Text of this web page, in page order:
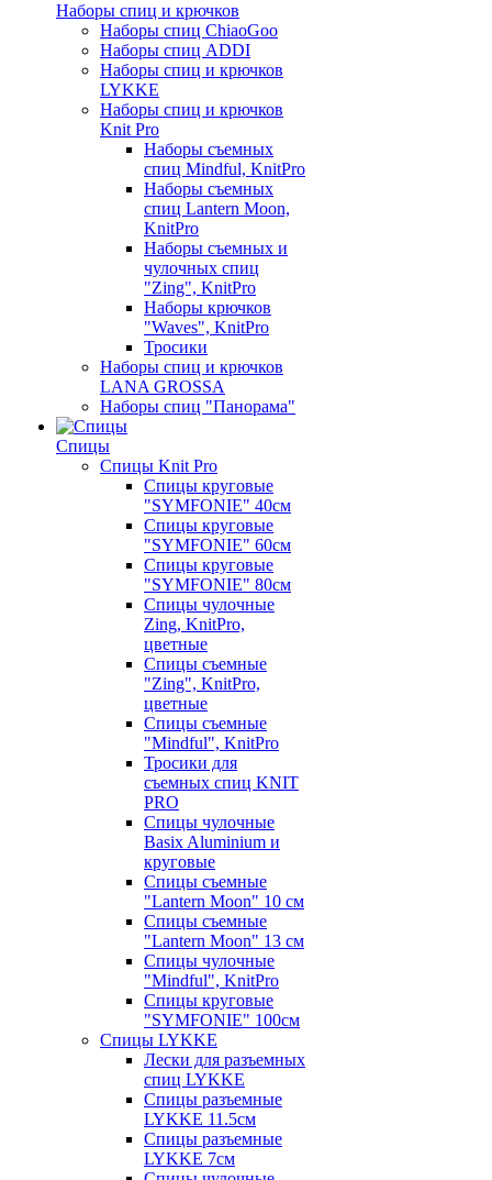
Наборы спиц и крючков
Наборы спиц ChiaoGoo
Наборы спиц ADDI
Наборы спиц и крючков
LYKKE
Наборы спиц и крючков
Knit Pro
Наборы съемных
спиц Mindful, KnitPro
Наборы съемных
спиц Lantern Moon,
KnitPro
Наборы съемных и
чулочных спиц
"Zing", KnitPro
Наборы крючков
"Waves", KnitPro
Тросики
Наборы спиц и крючков
LANA GROSSA
Наборы спиц "Панорама"
Спицы
Спицы Knit Pro
Спицы круговые
"SYMFONIE" 40см
Спицы круговые
"SYMFONIE" 60см
Спицы круговые
"SYMFONIE" 80см
Спицы чулочные
Zing, KnitPro,
цветные
Спицы съемные
"Zing", KnitPro,
цветные
Спицы съемные
"Mindful", KnitPro
Тросики для
съемных спиц KNIT
PRO
Спицы чулочные
Basix Aluminium и
круговые
Спицы съемные
"Lantern Moon" 10 см
Спицы съемные
"Lantern Moon" 13 см
Спицы чулочные
"Mindful", KnitPro
Спицы круговые
"SYMFONIE" 100см
Спицы LYKKE
Лески для разъемных
спиц LYKKE
Спицы разъемные
LYKKE 11.5см
Спицы разъемные
LYKKE 7см